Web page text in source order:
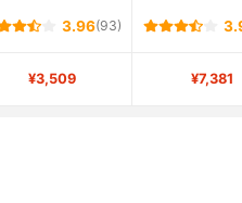
3.96(93)
¥3,509 ¥7,381